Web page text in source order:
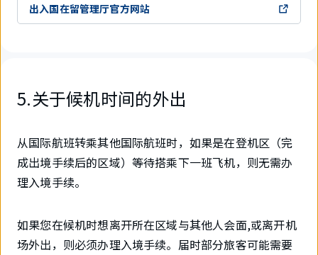
出入国在留管理厅官方网站
5.关于候机时间的外出
从国际航班转乘其他国际航班时，如果是在登机区（完
成出境手续后的区域）等待搭乘下一班飞机，则无需办
理入境手续。
如果您在候机时想离开所在区域与其他人会面,或离开机
场外出，则必须办理入境手续。届时部分旅客可能需要